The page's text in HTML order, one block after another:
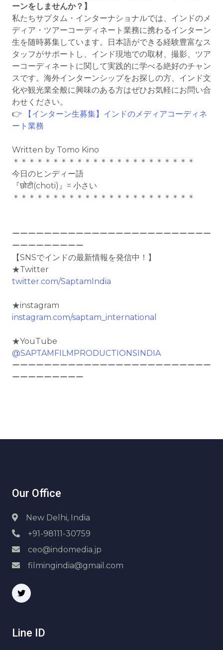
ーンをしませんか？】
私たちサプタム・インターナショナルでは、インドのメ
ディア・ツアーコーディネート業務に携わるインターン
生を随時募集しています。日本語ができる経験豊富なス
タッフがサポートし、インド現地での取材、撮影、ツア
ーコーディネートに関して実践的に学べる絶好のチャン
スです。海外インターンシップをお探しの方、インド文
化や観光業全般に興味のある方はぜひお気軽にお問い合
わせください。
👉
【インターン生募集】インドのメディアコーディネ
ート業務
Written by Tomo Kino
＊＊＊＊＊＊＊＊＊＊＊＊＊＊＊＊＊＊＊＊＊＊＊
今日のヒンディー語
『छोटी(choti)』= 小さい
＊＊＊＊＊＊＊＊＊＊＊＊＊＊＊＊＊＊＊＊＊＊＊
ーーーーーーーーーーーーーーーーーーーーーーーーー
ーーーーーーーーー
【SNSでインドの最新情報を発信中！】
★Twitter
twitter.com/SaptamIndia
★instagram
instagram.com/saptam_international
★YouTube
@SAPTAMFILMPRODUCTIONSINDIA
ーーーーーーーーーーーーーーーーーーーーーーーーー
ーーーーーーーーー
Our Office
New Delhi, India
+91-98111-30759
ceo@indomedia.jp
filmingindia@gmail.com
Line ID